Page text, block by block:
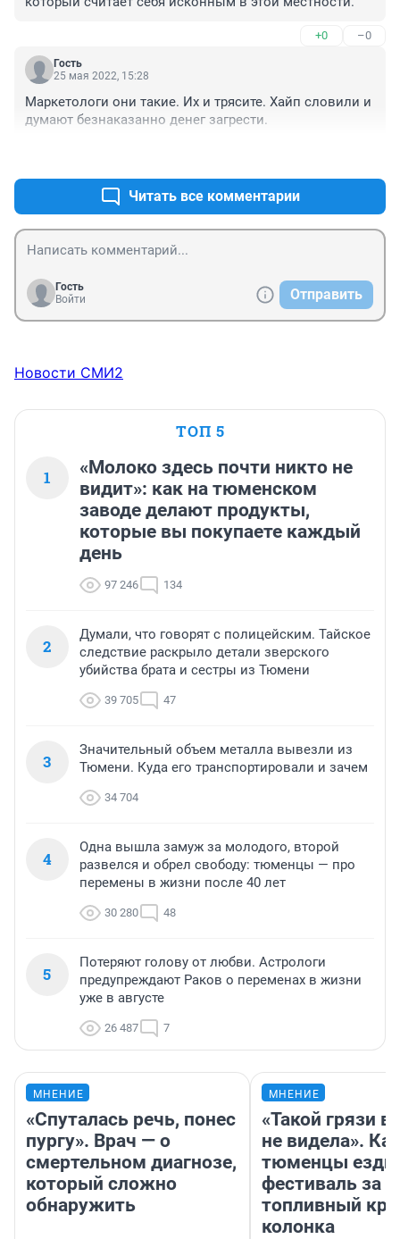
+0 –0
Гость
25 мая 2022, 15:28
Маркетологи они такие. Их и трясите. Хайп словили и
думают безнаказанно денег загрести.
Читать все комментарии
Гость
Войти
Отправить
Новости СМИ2
ТОП 5
1
«Молоко здесь почти никто не
видит»: как на тюменском
заводе делают продукты,
которые вы покупаете каждый
день
97 246 134
2
Думали, что говорят с полицейским. Тайское
следствие раскрыло детали зверского
убийства брата и сестры из Тюмени
39 705 47
3
Значительный объем металла вывезли из
Тюмени. Куда его транспортировали и зачем
34 704
4
Одна вышла замуж за молодого, второй
развелся и обрел свободу: тюменцы — про
перемены в жизни после 40 лет
30 280 48
5
Потеряют голову от любви. Астрологи
предупреждают Раков о переменах в жизни
уже в августе
26 487 7
МНЕНИЕ
«Спуталась речь, понес
пургу». Врач — о
смертельном диагнозе,
который сложно
обнаружить
МНЕНИЕ
«Такой грязи
не видела».
тюменцы
фестиваль за
топливный
колонка